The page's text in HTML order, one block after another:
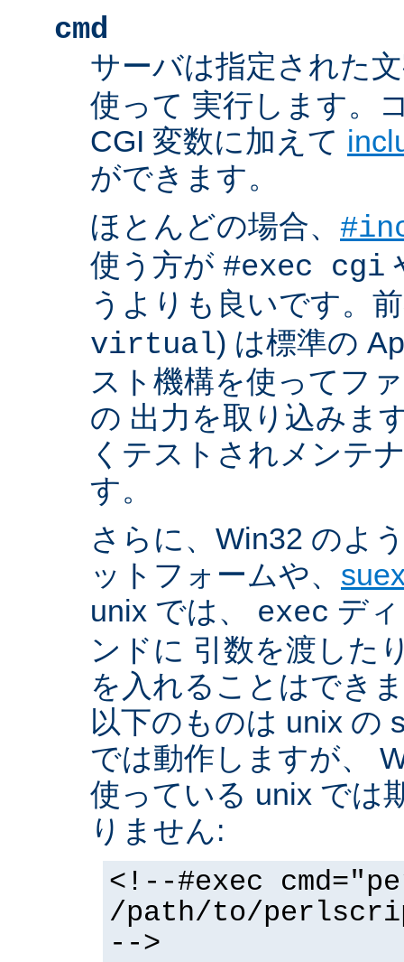
cmd
サーバは指定された
使って 実行します。
CGI 変数に加えて
ができます。
ほとんどの場合、
使う方が #exec cgi
うよりも良いです。
virtual) は標準の
スト機構を使ってフ
の 出力を取り込みま
くテストされメンテ
す。
さらに、Win32 のよ
ットフォームや、
unix では、 exec デ
ンドに 引数を渡した
を入れることはでき
以下のものは unix の
では動作しますが、
使っている unix では
りません:
<!--#exec
/path/to/
-->